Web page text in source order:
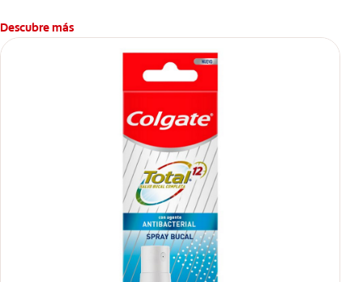
Descubre más